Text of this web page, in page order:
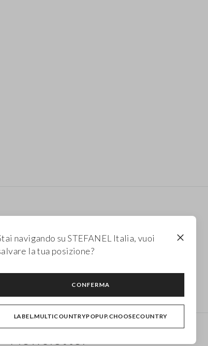
da donna in cotone
navigando su STEFANEL Italia, vuoi
la tua posizione?
CONFERMA
LABEL.MULTICOUNTRYPOPUP.CHOOSECOUNTRY